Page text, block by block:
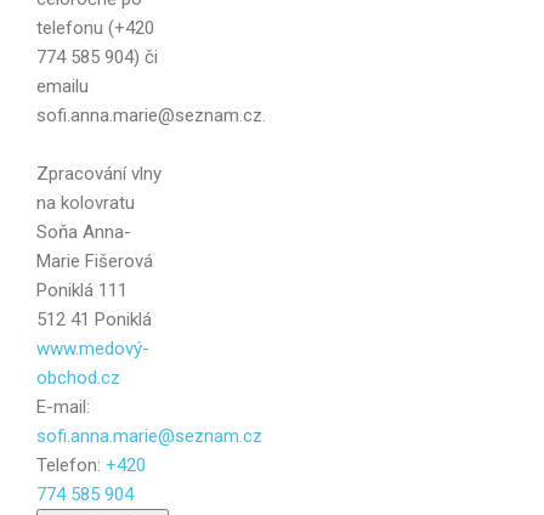
telefonu (+420
774 585 904) či
emailu
sofi.anna.marie@seznam.cz.
Zpracování vlny
na kolovratu
Soňa Anna-
Marie Fišerová
Poniklá 111
512 41 Poniklá
www.medový-
obchod.cz
E-mail:
sofi.anna.marie@seznam.cz
Telefon: +420
774 585 904
Váš e-mail
Zpráva
Poslat